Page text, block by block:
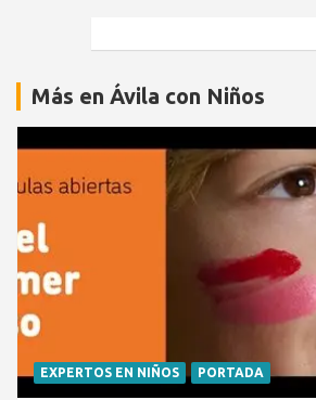
Más en Ávila con Niños
EXPERTOS EN NIÑOS PORTADA